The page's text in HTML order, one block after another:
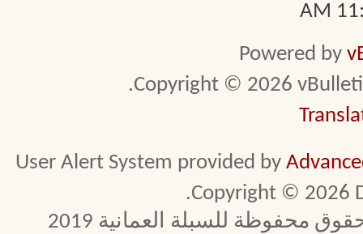
Powered by
Copyright © 2026
User Alert System provided by
Copyright © 2026
محفوظة للسبلة العمانية 2019